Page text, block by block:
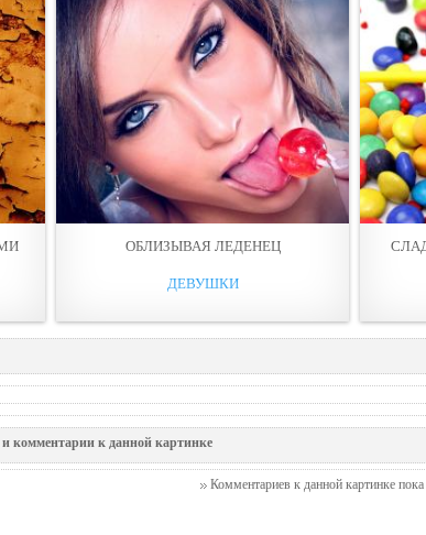
ОБЛИЗЫВАЯ ЛЕДЕНЕЦ
ДЕВУШКИ
комментарии к данной картинке
Комментариев к данной картинке пока